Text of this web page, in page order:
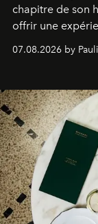
chapitre de son
offrir une
07.08.2026 by